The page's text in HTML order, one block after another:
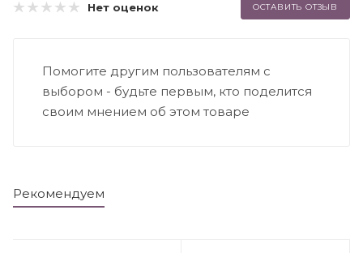
Нет оценок ОСТАВИТЬ ОТЗЫВ
Помогите другим пользователям с
выбором - будьте первым, кто поделится
своим мнением об этом товаре
Рекомендуем